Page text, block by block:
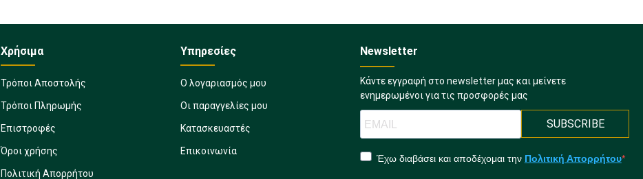
Χρήσιμα
Τρόποι Αποστολής
Τρόποι Πληρωμής
Επιστροφές
Όροι χρήσης
Πολιτική Απορρήτου
Υπηρεσίες
Ο λογαριασμός μου
Οι παραγγελίες μου
Κατασκευαστές
Επικοινωνία
Newsletter
Κάντε εγγραφή στο newsletter μας και μείνετε
ενημερωμένοι για τις προσφορές μας
SUBSCRIBE
Έχω διαβάσει και αποδέχομαι την Πολιτική Απορρήτου